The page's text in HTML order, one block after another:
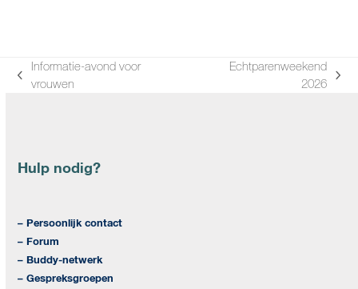
previous
Informatie-avond voor
vrouwen
Echtparenweekend
2026
Hulp nodig?
– Persoonlijk contact
– Forum
– Buddy-netwerk
– Gespreksgroepen